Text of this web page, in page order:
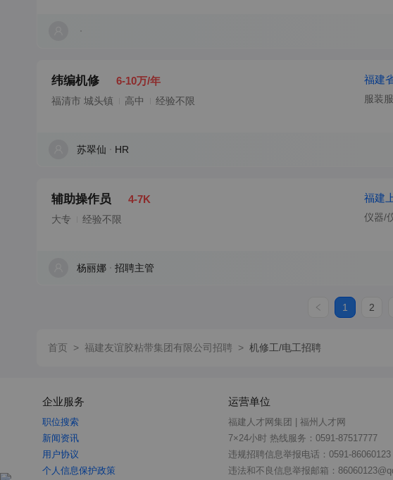
纬编机修 6-10万/年
福清市 城头镇 高中 经验不限
福建
服装
苏翠仙 HR
辅助操作员 4-7K
大专 经验不限
福建
杨丽娜 招聘主管
1 2
首页 > 福建友谊胶粘带集团有限公司招聘 > 机修工/电工招聘
企业服务
职位搜索
新闻资讯
用户协议
个人信息保护政策
运营单位
福建人才网集团 | 福州人才网
7×24小时 热线服务：0591-87517777
违规招聘信息举报电话：0591-86060123
违法和不良信息举报邮箱：